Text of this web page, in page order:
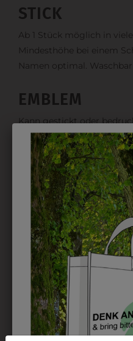
STICK
Ab 1 Stück möglich in
Mindesthöhe bei einem
Namen optimal. Waschbar
EMBLEM
Kann gestickt oder
einsetzbar und beim
möglich.
DRUCK
Perfekt für große Logos
kostet jede Farbe extra
möglich. Waschbar bis zu
DAS